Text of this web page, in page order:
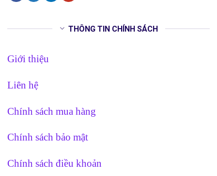
THÔNG TIN CHÍNH SÁCH
Giới thiệu
Liên hệ
Chính sách mua hàng
Chính sách bảo mật
Chính sách điều khoản